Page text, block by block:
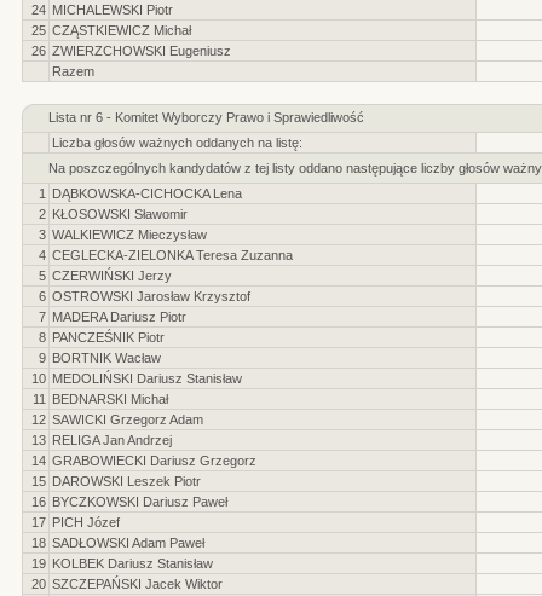
24 MICHALEWSKI Piotr
25 CZĄSTKIEWICZ Michał
26 ZWIERZCHOWSKI Eugeniusz
Razem
Lista nr 6 - Komitet Wyborczy Prawo i Sprawiedliwość
Liczba głosów ważnych oddanych na listę:
Na poszczególnych kandydatów z tej listy oddano następujące liczby głosów
1
DĄBKOWSKA-CICHOCKA Lena
2 KŁOSOWSKI Sławomir
3 WALKIEWICZ Mieczysław
4 CEGLECKA-ZIELONKA Teresa Zuzanna
5 CZERWIŃSKI Jerzy
6 OSTROWSKI Jarosław Krzysztof
7 MADERA Dariusz Piotr
8 PANCZEŚNIK Piotr
9 BORTNIK Wacław
10 MEDOLIŃSKI Dariusz Stanisław
11
BEDNARSKI Michał
12 SAWICKI Grzegorz Adam
13 RELIGA Jan Andrzej
14 GRABOWIECKI Dariusz Grzegorz
15 DAROWSKI Leszek Piotr
16 BYCZKOWSKI Dariusz Paweł
17 PICH Józef
18 SADŁOWSKI Adam Paweł
19 KOLBEK Dariusz Stanisław
20 SZCZEPAŃSKI Jacek Wiktor